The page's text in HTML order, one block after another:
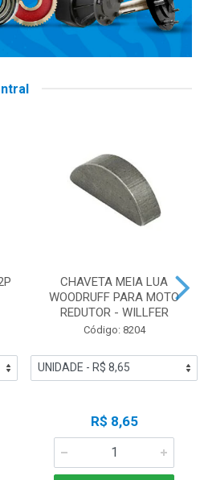
CHAVETA MEIA LUA
WOODRUFF PARA MOTO
REDUTOR - WILLFER
Código: 8204
R$ 8,65